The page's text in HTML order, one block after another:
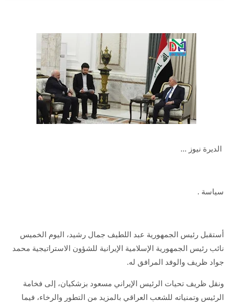
الديرة نيوز ...
سياسة .
أستقبل رئيس الجمهورية عبد اللطيف جمال رشيد، اليوم الخميس
نائب رئيس الجمهورية الإسلامية الإيرانية للشؤون الاستراتيجية محمد
جواد ظريف والوفد المرافق له.
ونقل ظريف تحيات الرئيس الإيراني مسعود بزشكيان، إلى فخامة
الرئيس وتمنياته للشعب العراقي بالمزيد من التطور والرخاء، فيما